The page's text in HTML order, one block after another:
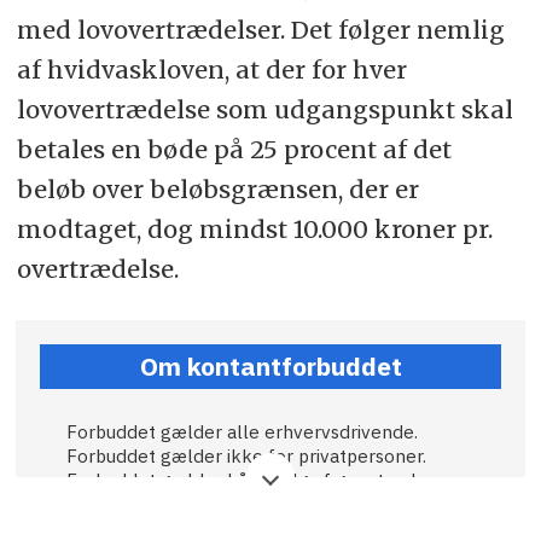
med lovovertrædelser. Det følger nemlig
af hvidvaskloven, at der for hver
lovovertrædelse som udgangspunkt skal
betales en bøde på 25 procent af det
beløb over beløbsgrænsen, der er
modtaget, dog mindst 10.000 kroner pr.
overtrædelse.
Om kontantforbuddet
Forbuddet gælder alle erhvervsdrivende.
Forbuddet gælder ikke for privatpersoner.
Forbuddet gælder både salg af genstande,